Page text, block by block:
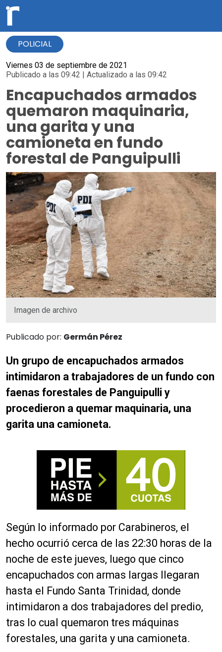
POLICIAL
Viernes 03 de septiembre de 2021
Publicado a las 09:42 | Actualizado a las 09:42
Encapuchados armados
quemaron maquinaria,
una garita y una
camioneta en fundo
forestal de Panguipulli
Imagen de archivo
Publicado por: Germán Pérez
Un grupo de encapuchados armados
intimidaron a trabajadores de un fundo con
faenas forestales de Panguipulli y
procedieron a quemar maquinaria, una
garita una camioneta.
Según lo informado por Carabineros, el
hecho ocurrió cerca de las 22:30 horas de la
noche de este jueves, luego que cinco
encapuchados con armas largas llegaran
hasta el Fundo Santa Trinidad, donde
intimidaron a dos trabajadores del predio,
tras lo cual quemaron tres máquinas
forestales, una garita y una camioneta.